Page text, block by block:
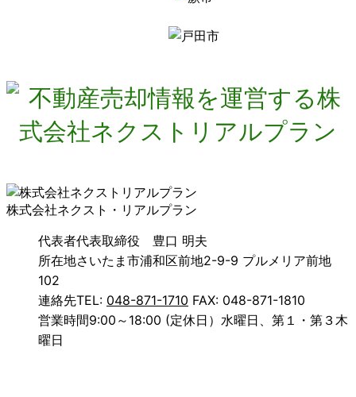
株式会社ネクスト・リアルプラン
代表者代表取締役 豊口 明夫
所在地さいたま市浦和区前地2-9-9 プルメリア前地
102
連絡先TEL: 048-871-1710 FAX: 048-871-1810
営業時間9:00～18:00 (定休日）水曜日、第１・第３木
曜日